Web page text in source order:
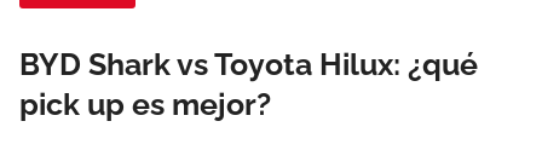
BYD Shark vs Toyota Hilux: ¿qué
pick up es mejor?